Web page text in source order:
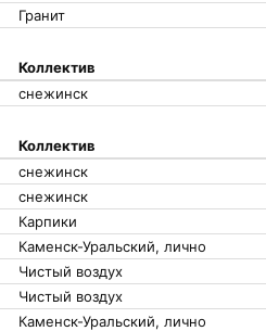
Гранит
Коллектив
снежинск
Коллектив
снежинск
снежинск
Карпики
Каменск-Уральский, лично
Чистый воздух
Чистый воздух
Каменск-Уральский, лично